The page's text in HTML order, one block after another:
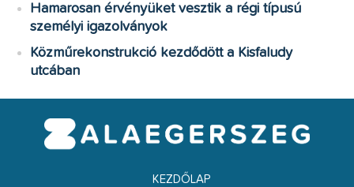
Hamarosan érvényüket vesztik a régi típusú
személyi igazolványok
Közműrekonstrukció kezdődött a Kisfaludy
utcában
KEZDŐLAP